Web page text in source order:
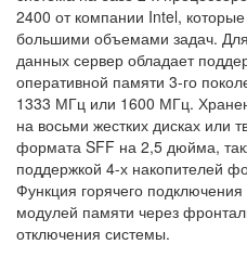
2400 от компании Intel,
большими объемами задач.
данных сервер обладает
оперативной памяти 3-го
1333 МГц или 1600 МГц.
на восьми жестких дисках или
формата SFF на 2,5 дюйма,
поддержкой 4-х накопителей
Функция горячего
модулей памяти через
отключения системы.